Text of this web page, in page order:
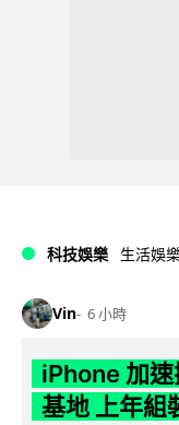
科技娛樂 生活娛
Vin 6 小時
iPhone 加
基地 上年